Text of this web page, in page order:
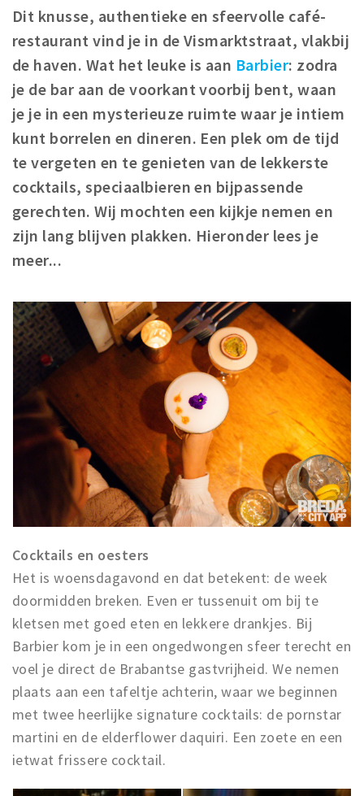
Inschrijven gemeente
Zorgverzekering
Huisarts en eerste hulp
Q&A
Breda Student Shop
Draai aan het rad!
VRIJE TIJD
Nieuws
Agenda
Bezienswaardigheden
Musea, theaters & podia
Uitjes & activiteiten
Studentenroutes
Natuurgebieden
Party pics
Slapen
Recreatief
Winkels
Winkelgebieden
Deals
Parkeren
Inloggen
Dit knusse, authentieke en sfeervolle café-
restaurant vind je in de Vismarktstraat, vlakbij
de haven. Wat het leuke is aan Barbier: zodra
je de bar aan de voorkant voorbij bent, waan
je je in een mysterieuze ruimte waar je intiem
kunt borrelen en dineren. Een plek om de tijd
te vergeten en te genieten van de lekkerste
cocktails, speciaalbieren en bijpassende
gerechten. Wij mochten een kijkje nemen en
zijn lang blijven plakken. Hieronder lees je
meer...
Cocktails en oesters
Het is woensdagavond en dat betekent: de week
doormidden breken. Even er tussenuit om bij te
kletsen met goed eten en lekkere drankjes. Bij
Barbier kom je in een ongedwongen sfeer terecht en
voel je direct de Brabantse gastvrijheid. We nemen
plaats aan een tafeltje achterin, waar we beginnen
met twee heerlijke signature cocktails: de pornstar
martini en de elderflower daquiri. Een zoete en een
ietwat frissere cocktail.